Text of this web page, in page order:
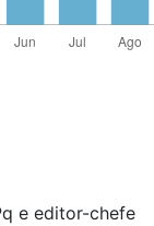
e editor-chefe